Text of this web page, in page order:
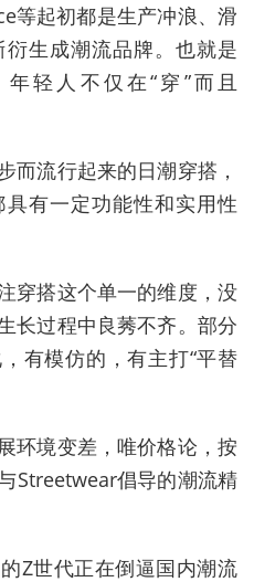
等起初都是生产冲浪、滑
生成潮流品牌。也就是
轻人不仅在“穿”而且
而流行起来的日潮穿搭，
有一定功能性和实用性
穿搭这个单一的维度，没
长过程中良莠不齐。部分
有模仿的，有主打“平替
环境变差，唯价格论，按
Streetwear倡导的潮流精
Z世代正在倒逼国内潮流